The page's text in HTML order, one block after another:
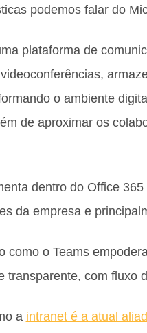
podemos falar do
plataforma de
o ambiente
de aproximar os
dentro do Office
da empresa e
como o Teams
transparente, com fluxo
a intranet é a atual